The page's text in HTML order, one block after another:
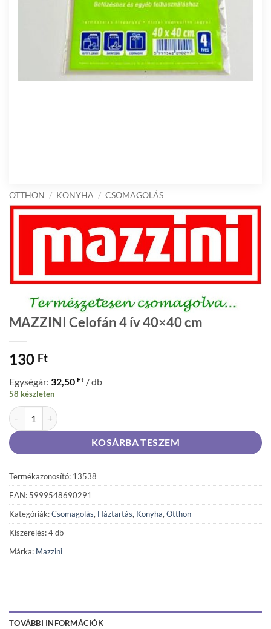
OTTHON / KONYHA / CSOMAGOLÁS
MAZZINI Celofán 4 ív 40×40 cm
130 Ft
Egységár: 32,50 Ft / db
58 készleten
MAZZINI Celofán 4 ív 40x40 cm mennyiség
KOSÁRBA TESZEM
Termékazonosító: 13538
EAN: 5999548690291
Kategóriák:Csomagolás, Háztartás, Konyha,Otthon
Kiszerelés: 4 db
Márka: Mazzini
TOVÁBBI INFORMÁCIÓK